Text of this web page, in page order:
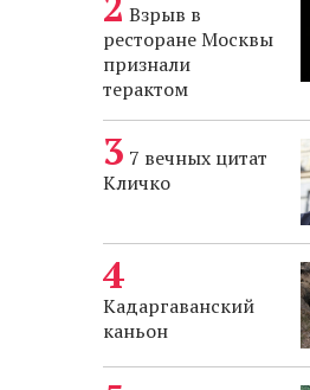
Взрыв в
ресторане Москвы
признали
терактом
7 вечных цитат
Кличко
Кадаргаванский
каньон